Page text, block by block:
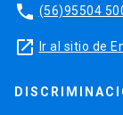
phone (56)95504
launch Ir al sitio de